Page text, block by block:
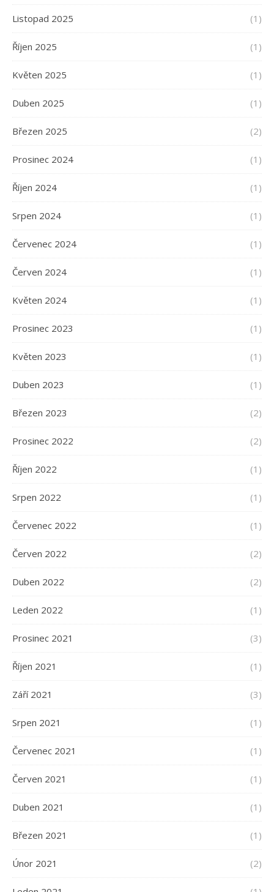
Listopad 2025 (1)
Říjen 2025 (1)
Květen 2025 (1)
Duben 2025 (1)
Březen 2025 (2)
Prosinec 2024 (1)
Říjen 2024 (1)
Srpen 2024 (1)
Červenec 2024 (1)
Červen 2024 (1)
Květen 2024 (1)
Prosinec 2023 (1)
Květen 2023 (1)
Duben 2023 (1)
Březen 2023 (2)
Prosinec 2022 (2)
Říjen 2022 (1)
Srpen 2022 (1)
Červenec 2022 (1)
Červen 2022 (2)
Duben 2022 (2)
Leden 2022 (1)
Prosinec 2021 (3)
Říjen 2021 (1)
Září 2021 (3)
Srpen 2021 (1)
Červenec 2021 (1)
Červen 2021 (1)
Duben 2021 (1)
Březen 2021 (1)
Únor 2021 (2)